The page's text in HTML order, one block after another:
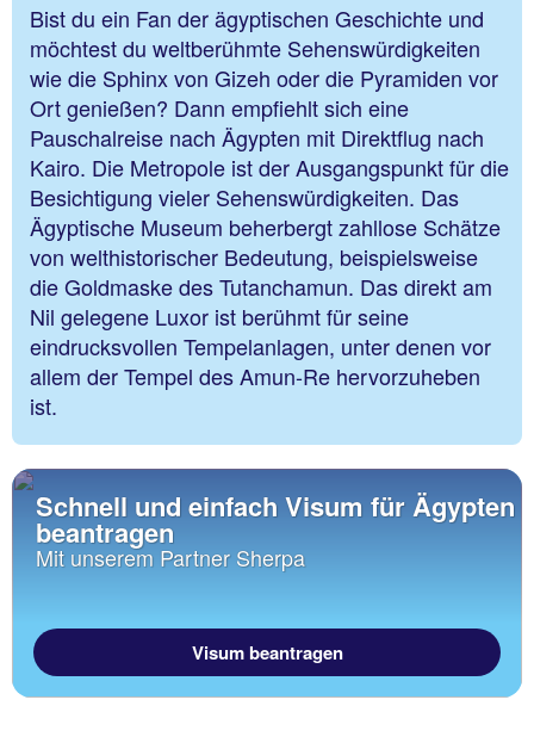
Bist du ein Fan der ägyptischen Geschichte und
möchtest du weltberühmte Sehenswürdigkeiten
wie die Sphinx von Gizeh oder die Pyramiden vor
Ort genießen? Dann empfiehlt sich eine
Pauschalreise nach Ägypten mit Direktflug nach
Kairo. Die Metropole ist der Ausgangspunkt für die
Besichtigung vieler Sehenswürdigkeiten. Das
Ägyptische Museum beherbergt zahllose Schätze
von welthistorischer Bedeutung, beispielsweise
die Goldmaske des Tutanchamun. Das direkt am
Nil gelegene Luxor ist berühmt für seine
eindrucksvollen Tempelanlagen, unter denen vor
allem der Tempel des Amun-Re hervorzuheben
ist.
Schnell und einfach Visum für Ägypten
beantragen
Mit unserem Partner Sherpa
Visum beantragen